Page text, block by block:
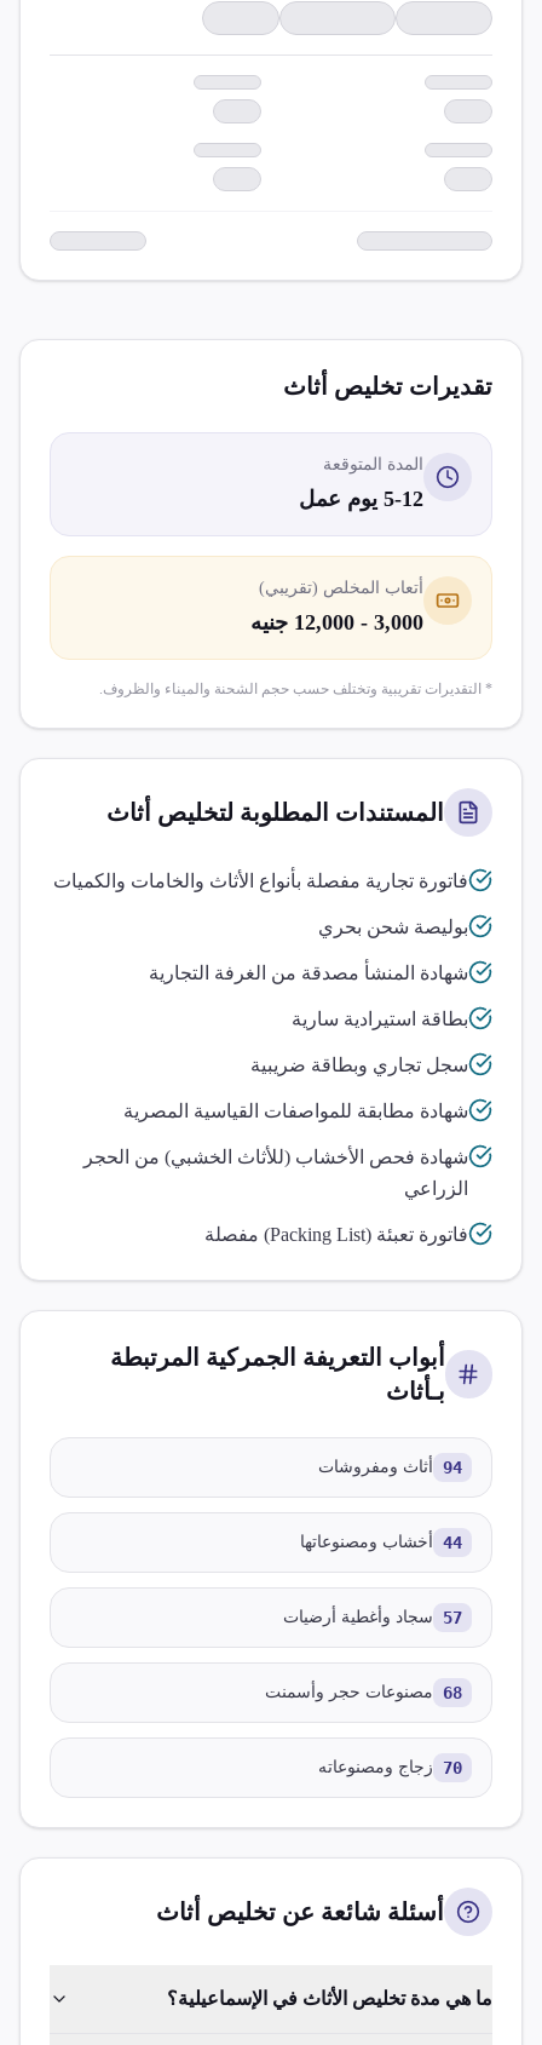
تقديرات تخليص أثاث
المدة المتوقعة
5-12 يوم عمل
أتعاب المخلص (تقريبي)
3,000 - 12,000 جنيه
* التقديرات تقريبية وتختلف حسب حجم الشحنة والميناء والظروف.
المستندات المطلوبة لتخليص أثاث
فاتورة تجارية مفصلة بأنواع الأثاث والخامات والكميات
بوليصة شحن بحري
شهادة المنشأ مصدقة من الغرفة التجارية
بطاقة استيرادية سارية
سجل تجاري وبطاقة ضريبية
شهادة مطابقة للمواصفات القياسية المصرية
شهادة فحص الأخشاب (للأثاث الخشبي) من الحجر
الزراعي
فاتورة تعبئة (Packing List) مفصلة
أبواب التعريفة الجمركية المرتبطة
بـأثاث
94 أثاث ومفروشات
44 أخشاب ومصنوعاتها
57 سجاد وأغطية أرضيات
68 مصنوعات حجر وأسمنت
70 زجاج ومصنوعاته
أسئلة شائعة عن تخليص أثاث
ما هي مدة تخليص الأثاث في الإسماعيلية؟